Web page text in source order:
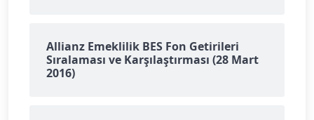
Allianz Emeklilik BES Fon Getirileri
Sıralaması ve Karşılaştırması (28 Mart
2016)